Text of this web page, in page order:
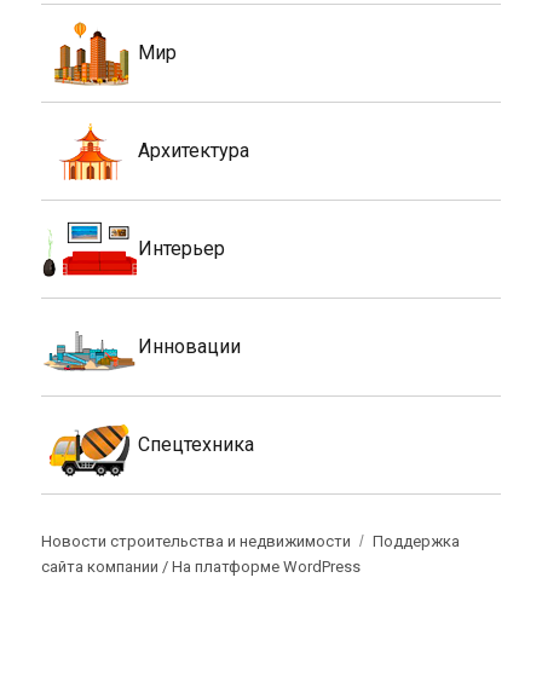
Мир
Архитектура
Интерьер
Инновации
Спецтехника
Новости строительства и недвижимости
Поддержка
сайта компании /На платформе WordPress